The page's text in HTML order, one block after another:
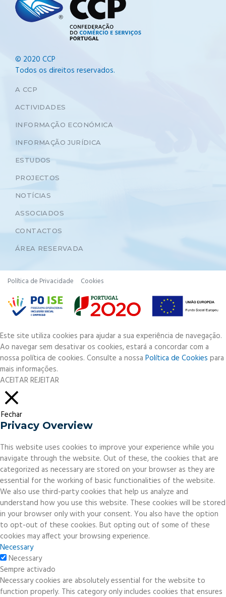
© 2020 CCP
Todos os direitos reservados.
A CCP
ACTIVIDADES
INFORMAÇÃO ECONÓMICA
INFORMAÇÃO JURÍDICA
ESTUDOS
PROJECTOS
NOTÍCIAS
ASSOCIADOS
CONTACTOS
ÁREA RESERVADA
Política de Privacidade Cookies
Este site utiliza cookies para ajudar a sua experiência de navegação.
Ao navegar sem desativar os cookies, estará a concordar com a
nossa política de cookies. Consulte a nossa Política de Cookies para
mais informações.
ACEITARREJEITAR
Fechar
Privacy Overview
This website uses cookies to improve your experience while you
navigate through the website. Out of these, the cookies that are
categorized as necessary are stored on your browser as they are
essential for the working of basic functionalities of the website.
We also use third-party cookies that help us analyze and
understand how you use this website. These cookies will be stored
in your browser only with your consent. You also have the option
to opt-out of these cookies. But opting out of some of these
cookies may affect your browsing experience.
Necessary
Necessary
Sempre activado
Necessary cookies are absolutely essential for the website to
function properly. This category only includes cookies that ensures